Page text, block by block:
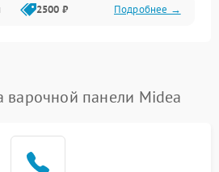
2500 ₽ Подробнее →
варочной панели Midea